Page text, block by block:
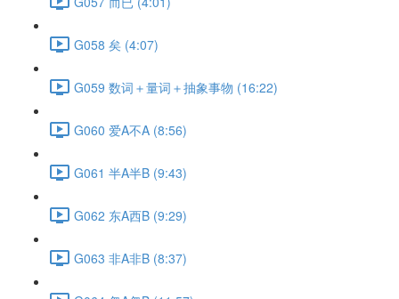
G058 矣 (4:07)
G059 数词＋量词＋抽象事物 (16:22)
G060 爱A不A (8:56)
G061 半A半B (9:43)
G062 东A西B (9:29)
G063 非A非B (8:37)